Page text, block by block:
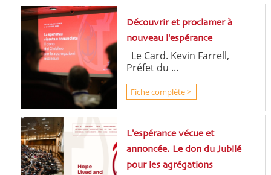
Découvrir et proclamer à
nouveau l'espérance
Le Card. Kevin Farrell,
Préfet du ...
Fiche complète >
L'espérance vécue et
annoncée. Le don du Jubilé
pour les agrégations